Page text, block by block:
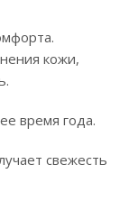
кожи,
время года.
свежесть